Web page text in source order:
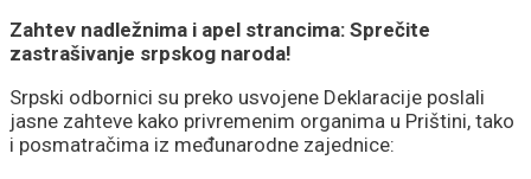
Zahtev nadležnima i apel strancima: Sprečite
zastrašivanje srpskog naroda!
Srpski odbornici su preko usvojene Deklaracije poslali
jasne zahteve kako privremenim organima u Prištini, tako
i posmatračima iz međunarodne zajednice: